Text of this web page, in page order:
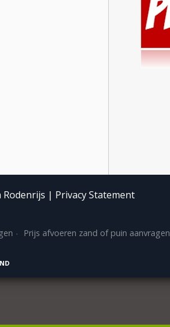
Rodenrijs | Privacy Statement
Prijs afvoeren zand of puin aanvragen